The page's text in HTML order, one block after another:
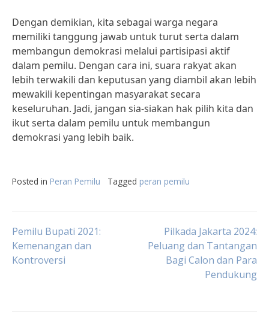
Dengan demikian, kita sebagai warga negara
memiliki tanggung jawab untuk turut serta dalam
membangun demokrasi melalui partisipasi aktif
dalam pemilu. Dengan cara ini, suara rakyat akan
lebih terwakili dan keputusan yang diambil akan lebih
mewakili kepentingan masyarakat secara
keseluruhan. Jadi, jangan sia-siakan hak pilih kita dan
ikut serta dalam pemilu untuk membangun
demokrasi yang lebih baik.
Posted in Peran Pemilu Tagged peran pemilu
Post
navigation
Pemilu Bupati 2021:
Kemenangan dan
Kontroversi
Pilkada Jakarta 2024:
Peluang dan Tantangan
Bagi Calon dan Para
Pendukung